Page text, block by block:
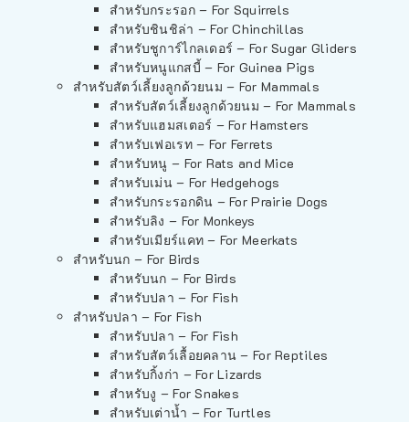
สำหรับกระรอก – For Squirrels
สำหรับชินชิล่า – For Chinchillas
สำหรับชูการ์ไกลเดอร์ – For Sugar Gliders
สำหรับหนูแกสบี้ – For Guinea Pigs
สำหรับสัตว์เลี้ยงลูกด้วยนม – For Mammals
สำหรับสัตว์เลี้ยงลูกด้วยนม – For Mammals
สำหรับแฮมสเตอร์ – For Hamsters
สำหรับเฟอเรท – For Ferrets
สำหรับหนู – For Rats and Mice
สำหรับเม่น – For Hedgehogs
สำหรับกระรอกดิน – For Prairie Dogs
สำหรับลิง – For Monkeys
สำหรับเมียร์แคท – For Meerkats
สำหรับนก – For Birds
สำหรับนก – For Birds
สำหรับปลา – For Fish
สำหรับปลา – For Fish
สำหรับปลา – For Fish
สำหรับสัตว์เลื้อยคลาน – For Reptiles
สำหรับกิ้งก่า – For Lizards
สำหรับงู – For Snakes
สำหรับเต่าน้ำ – For Turtles